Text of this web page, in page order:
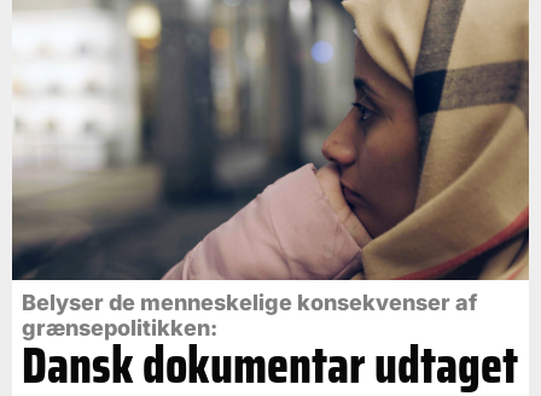
Belyser de menneskelige konsekvenser af
grænsepolitikken:
Dansk dokumentar udtaget